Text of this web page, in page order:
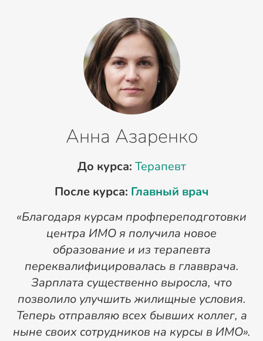
Анна Азаренко
До курса: Терапевт
После курса: Главный врач
«Благодаря курсам профпереподготовки
центра ИМО я получила новое
образование и из терапевта
переквалифицировалась в главврача.
Зарплата существенно выросла, что
позволило улучшить жилищные условия.
Теперь отправляю всех бывших коллег, а
ныне своих сотрудников на курсы в ИМО».